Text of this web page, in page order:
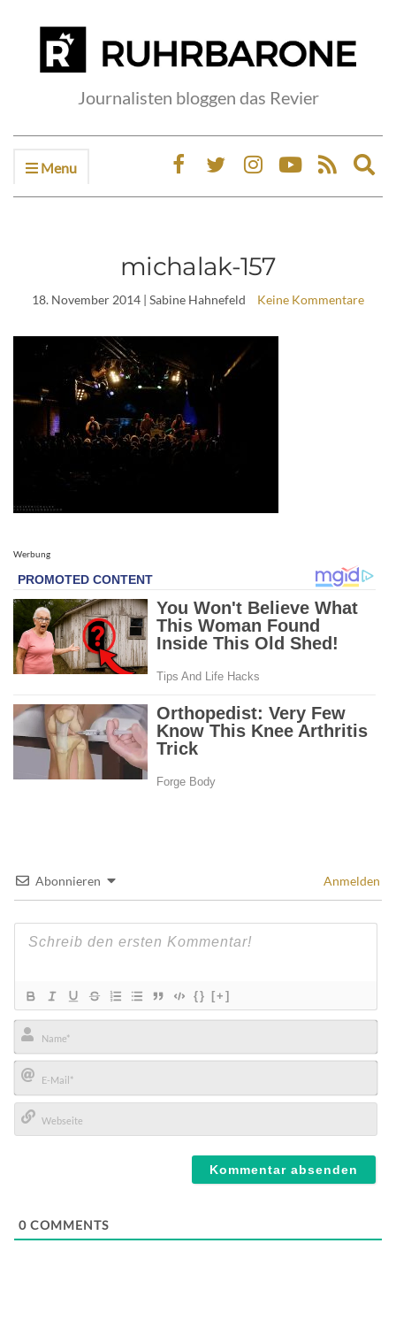
Journalisten bloggen das Revier
Menu
michalak-157
18. November 2014 | Sabine Hahnefeld Keine Kommentare
Werbung
Abonnieren Anmelden
{} [+]
Name*
E-
Mail*
0 COMMENTS